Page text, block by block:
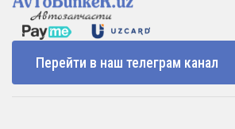
Перейти в наш телеграм канал